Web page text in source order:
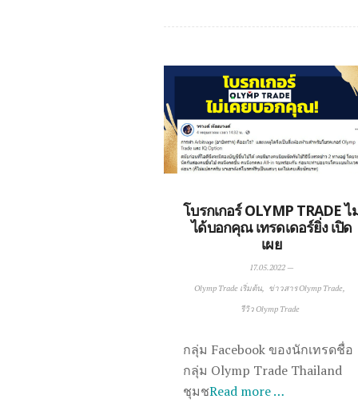
โบรกเกอร์ OLYMP TRADE ไ
ได้บอกคุณ เทรดเดอร์ยิ่ง เปิด
เผย
17.05.2022 —
Olymp Trade เริ่มต้น
ข่าวสาร Olymp Trade
รีวิว Olymp Trade
กลุ่ม Facebook ของนักเทรดชื่อ
กลุ่ม Olymp Trade Thailand
ชุมชRead more …